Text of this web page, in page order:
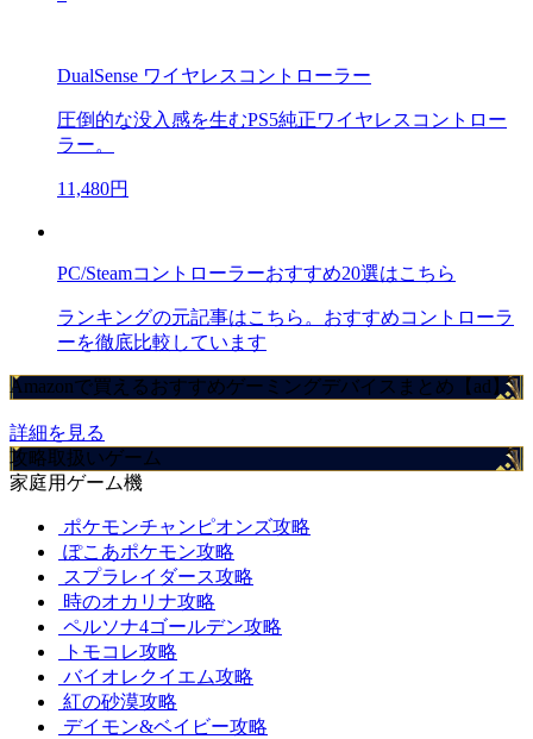
DualSense ワイヤレスコントローラー
圧倒的な没入感を生むPS5純正ワイヤレスコントロー
ラー。
11,480円
PC/Steamコントローラーおすすめ20選はこちら
ランキングの元記事はこちら。おすすめコントローラ
ーを徹底比較しています
Amazonで買えるおすすめゲーミングデバイスまとめ【ad】
詳細を見る
攻略取扱いゲーム
家庭用ゲーム機
ポケモンチャンピオンズ攻略
ぽこあポケモン攻略
スプラレイダース攻略
時のオカリナ攻略
ペルソナ4ゴールデン攻略
トモコレ攻略
バイオレクイエム攻略
紅の砂漠攻略
デイモン&ベイビー攻略